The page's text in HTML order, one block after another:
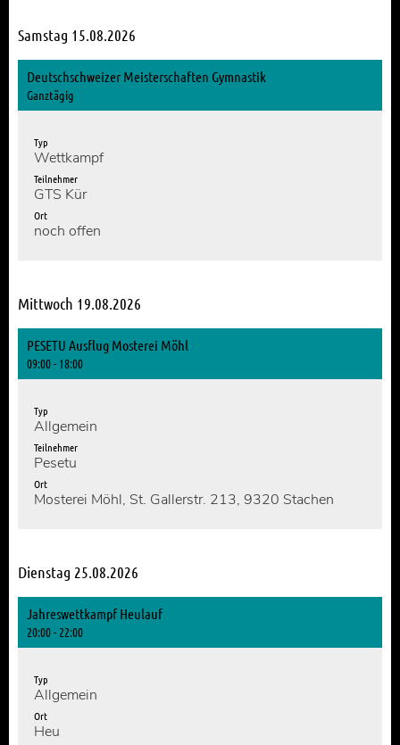
Samstag 15.08.2026
Deutschschweizer Meisterschaften Gymnastik
Ganztägig
Typ
Wettkampf
Teilnehmer
GTS Kür
Ort
noch offen
Mittwoch 19.08.2026
PESETU Ausflug Mosterei Möhl
09:00 - 18:00
Typ
Allgemein
Teilnehmer
Pesetu
Ort
Mosterei Möhl, St. Gallerstr. 213, 9320 Stachen
Dienstag 25.08.2026
Jahreswettkampf Heulauf
20:00 - 22:00
Typ
Allgemein
Ort
Heu